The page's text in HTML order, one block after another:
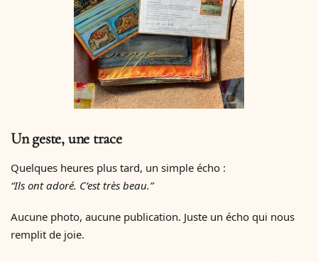
Un geste, une trace
Quelques heures plus tard, un simple écho :
“Ils ont adoré. C’est très beau.”
Aucune photo, aucune publication. Juste un écho qui nous
remplit de joie.